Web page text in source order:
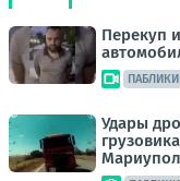
Перекуп
ПАБЛИКИ
Удары